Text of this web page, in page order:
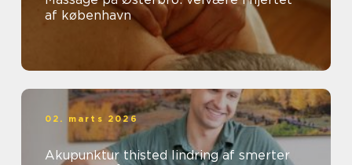
af københavn
02. marts 2026
Akupunktur thisted lindring af smerter